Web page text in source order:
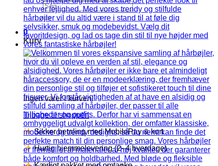
Søg
efter:
0
Kurv
Ingen varer i kurven.
Tilbage til shoppen
Sikker betaling med MobilePay & kort
Hurtig hjemmelevering (2–4 hverdage)